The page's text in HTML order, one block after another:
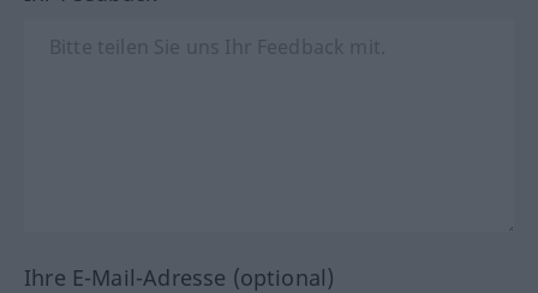
Ihre E-Mail-Adresse (optional)